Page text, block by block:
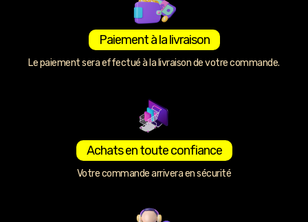
Paiement à la livraison
Le paiement sera effectué à la livraison de votre commande.
Achats en toute confiance
Votre commande arrivera en sécurité